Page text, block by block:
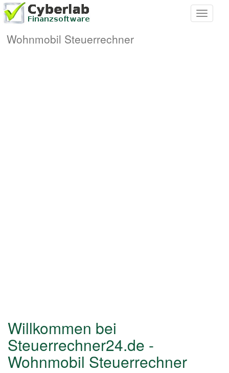
Toggle
Wohnmobil Steuerrechner
Willkommen bei
Steuerrechner24.de -
Wohnmobil Steuerrechner